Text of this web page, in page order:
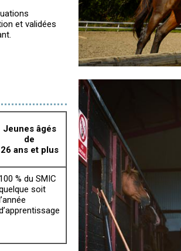
et validées
Jeunes âgés
de
26 ans et plus
100 % du SMIC
soit